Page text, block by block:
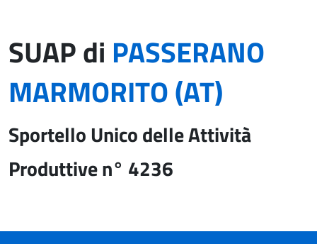
SUAP di PASSERANO
MARMORITO (AT)
Sportello Unico delle Attività
Produttive n° 4236